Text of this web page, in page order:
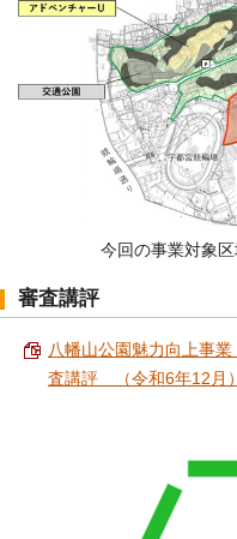
今回の事業対象区
審査講評
八幡山公園魅力向上事
査講評 （令和6年12月